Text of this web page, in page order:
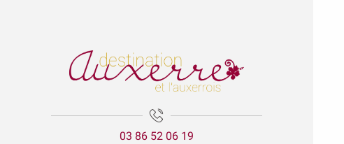
03 86 52 06 19